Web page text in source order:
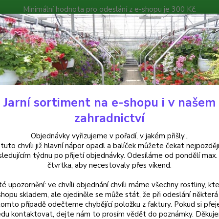
Minimální hodnota pro odeslání z e-shopu je 300 Kč.
můžete čekat nejpozději v následujícím týdnu po přijetí
Poradna Kontakty
Hledat
Balkónové rostliny Oleandr, Nerium Hardy Red červený plnokvětý- - 175
Nerium Hardy Red
terasy
Jarní sortiment na e-shopu i v našem
zahradnictví
Objednávky vyřizujeme v pořadí, v jakém přišly...
chvíli již hlavní nápor opadl a balíček můžete čekat
týdnu po přijetí objednávky. Odesíláme od pondělí
čtvrtka, aby necestovaly přes víkend.
upozornění: ve chvíli objednání chvíli máme všechny rostliny,
skladem, ale ojediněle se může stát, že při odeslání některá
případě odečteme chybějící položku z faktury. Pokud si
kontaktovat, dejte nám to prosím vědět do poznámky.